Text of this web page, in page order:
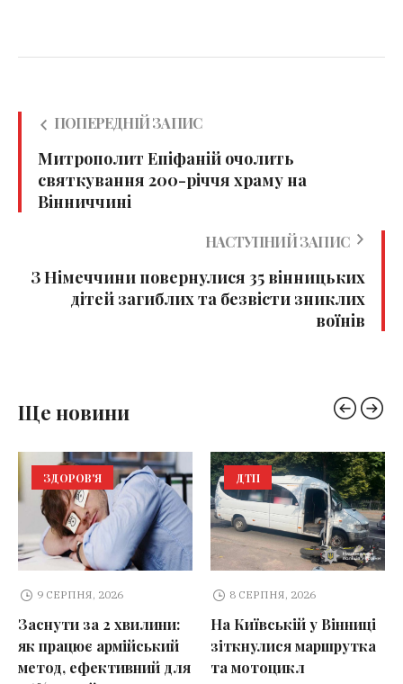
ПОПЕРЕДНІЙ ЗАПИС
Митрополит Епіфаній очолить
святкування 200-річчя храму на
Вінниччині
НАСТУПНИЙ ЗАПИС
З Німеччини повернулися 35 вінницьких
дітей загиблих та безвісти зниклих
воїнів
Ще новини
ЗДОРОВ'Я
9 СЕРПНЯ, 2026
Заснути за 2 хвилини:
як працює армійський
метод, ефективний для
ДТП
8 СЕРПНЯ, 2026
На Київській у Вінниці
зіткнулися маршрутка
та мотоцикл